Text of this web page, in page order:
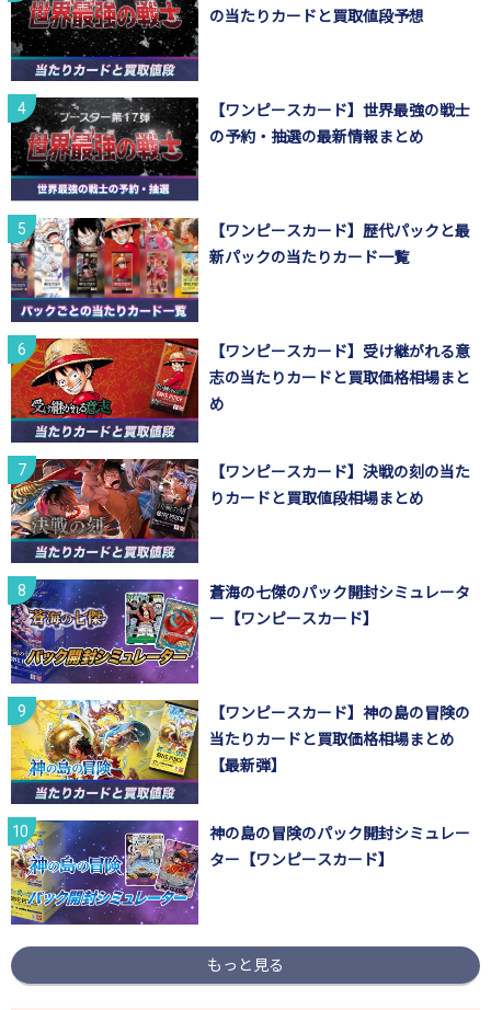
の当たりカードと買取値段予想
【ワンピースカード】世界最強の戦士
の予約・抽選の最新情報まとめ
【ワンピースカード】歴代パックと最
新パックの当たりカード一覧
【ワンピースカード】受け継がれる意
志の当たりカードと買取価格相場まと
め
【ワンピースカード】決戦の刻の当た
りカードと買取値段相場まとめ
蒼海の七傑のパック開封シミュレータ
ー【ワンピースカード】
【ワンピースカード】神の島の冒険の
当たりカードと買取価格相場まとめ
【最新弾】
神の島の冒険のパック開封シミュレー
ター【ワンピースカード】
もっと見る